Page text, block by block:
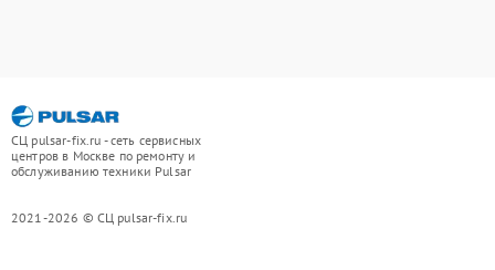
СЦ pulsar-fix.ru - сеть сервисных
центров в Москве по ремонту и
обслуживанию техники Pulsar
2021-2026 © СЦ pulsar-fix.ru